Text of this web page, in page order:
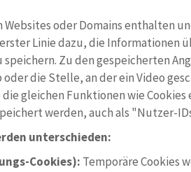
oder Domains enthalten
Linie dazu, die Informationen
Zu den gespeicherten
die Stelle, an der ein Video
gleichen Funktionen wie
werden, auch als "Nutzer-
unterschieden:
Cookies): Temporäre Cookies